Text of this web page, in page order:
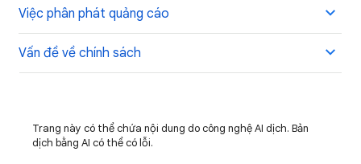
Việc phân phát quảng cáo
Vấn đề về chính sách
Trang này có thể chứa nội dung do công nghệ AI dịch. Bản
dịch bằng AI có thể có lỗi.